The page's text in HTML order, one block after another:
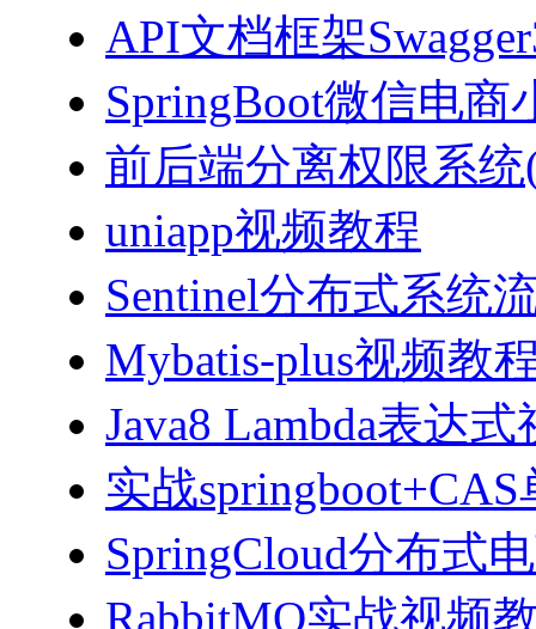
API文档框架
SpringBoot微信电商
前后端分离权限系统
uniapp视频教程
Sentinel分布式系统
Mybatis-plus视频教
Java8 Lambda表达
实战
SpringCloud分布式
RabbitMQ实战视频